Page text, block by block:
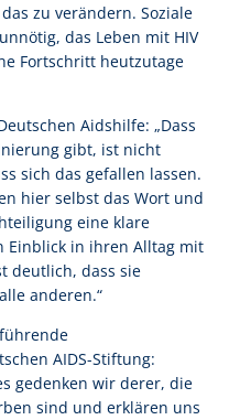
zu verändern. Soziale
das Leben mit HIV
Fortschritt heutzutage
Aidshilfe: „Dass
gibt, ist nicht
sich das gefallen lassen.
hier selbst das Wort und
eine klare
Einblick in ihren Alltag mit
deutlich, dass sie
anderen.“
AIDS-Stiftung:
gedenken wir derer, die
sind und erklären uns